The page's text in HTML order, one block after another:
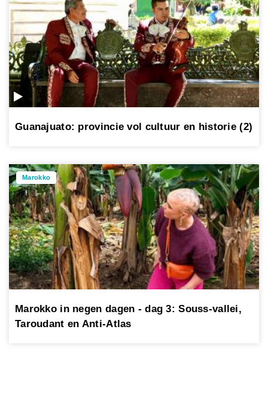
Guanajuato: provincie vol cultuur en historie (2)
Marokko
Marokko in negen dagen - dag 3: Souss-vallei,
Taroudant en Anti-Atlas